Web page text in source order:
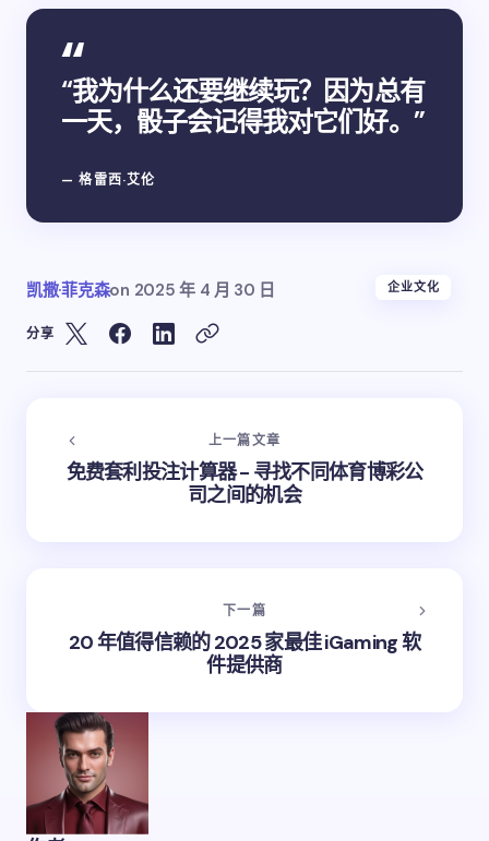
“我为什么还要继续玩？因为总有
一天，骰子会记得我对它们好。”
— 格雷西·艾伦
凯撒·菲克森on 2025 年 4 月 30 日 企业文化
分享
上一篇文章
免费套利投注计算器 - 寻找不同体育博彩公
司之间的机会
下一篇
20 年值得信赖的 2025 家最佳 iGaming 软
件提供商